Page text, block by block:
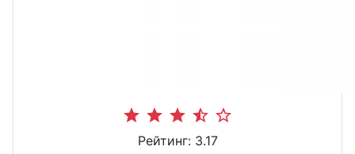
star star star star_half star_border
Рейтинг: 3.17